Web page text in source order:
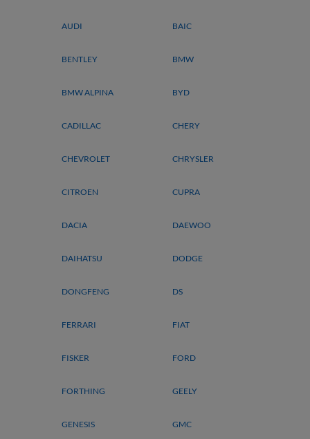
AUDI BAIC
BENTLEY BMW
BMW ALPINA BYD
CADILLAC CHERY
CHEVROLET CHRYSLER
CITROEN CUPRA
DACIA DAEWOO
DAIHATSU DODGE
DONGFENG DS
FERRARI FIAT
FISKER FORD
FORTHING GEELY
GENESIS GMC